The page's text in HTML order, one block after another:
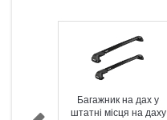
Багажник на дах у
штатні місця на даху